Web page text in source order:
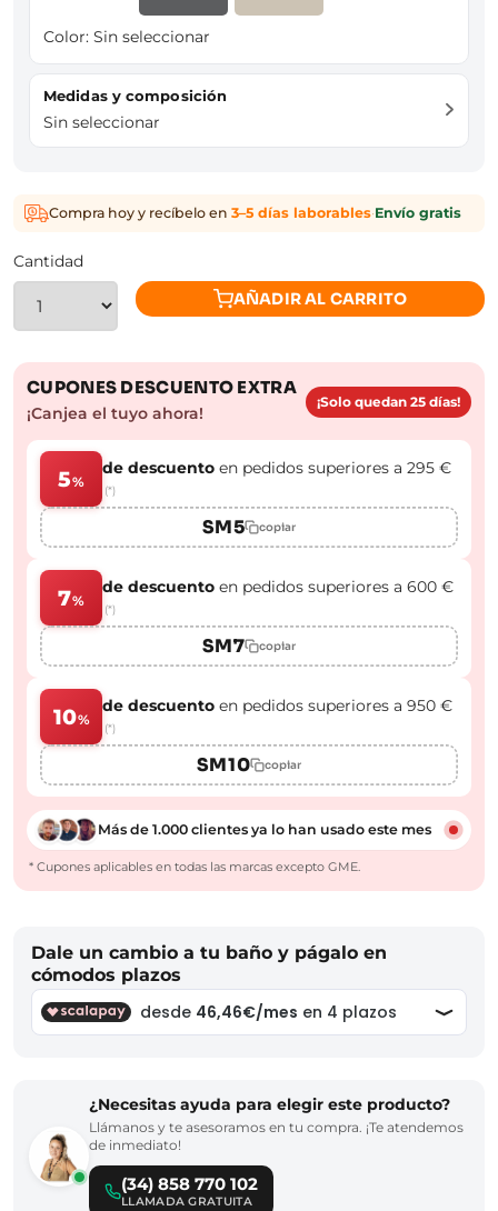
Color: Sin seleccionar
Medidas y composición
Sin seleccionar
Compra hoy y recíbelo en 3–5 días laborables·Envío gratis
Cantidad
AÑADIR AL CARRITO
CUPONES DESCUENTO EXTRA
¡Canjea el tuyo ahora!
¡Solo quedan 25 días!
5%
de descuento en pedidos superiores a 295 €
(*)
SM5 copiar
7%
de descuento en pedidos superiores a 600 €
(*)
SM7 copiar
10%
de descuento en pedidos superiores a 950 €
(*)
SM10 copiar
Más de 1.000 clientes ya lo han usado este mes
* Cupones aplicables en todas las marcas excepto GME.
Dale un cambio a tu baño y págalo en
cómodos plazos
¿Necesitas ayuda para elegir este producto?
Llámanos y te asesoramos en tu compra. ¡Te atendemos
de inmediato!
(34) 858 770 102
LLAMADA GRATUITA